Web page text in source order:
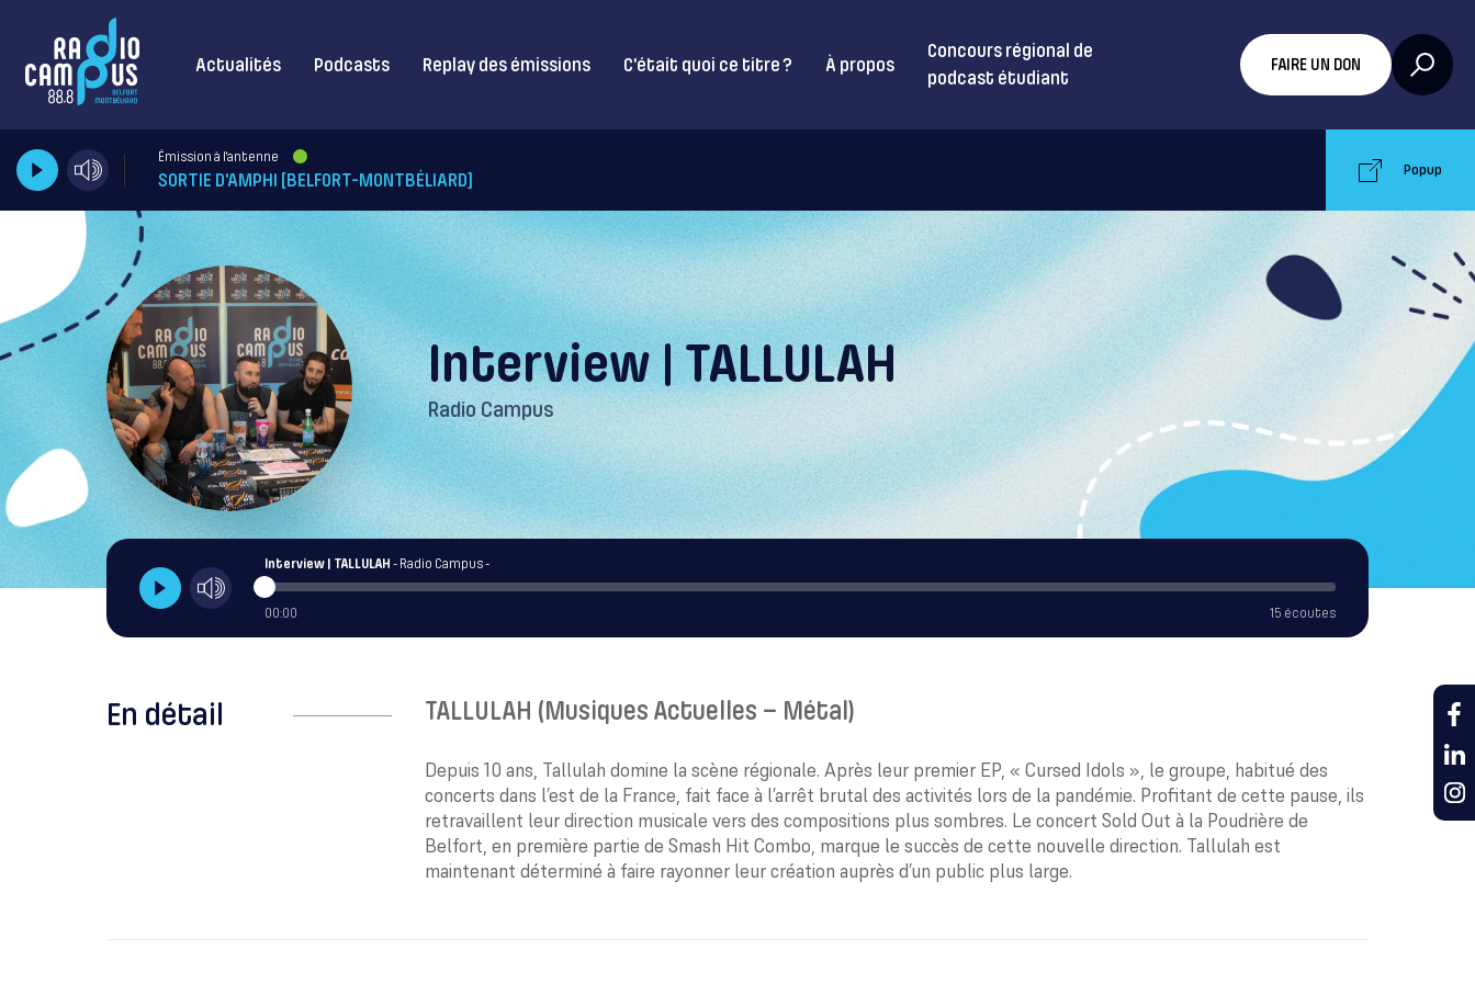
Actualités Podcasts Replay des émissions C’était quoi ce titre ? À propos
Concours régional de
podcast étudiant
FAIRE UN DON
Émission à l'antenne
SORTIE D'AMPHI [BELFORT-MONTBÉLIARD] Popup
Interview | TALLULAH
Radio Campus
Interview | TALLULAH - Radio Campus -
00:00 15 écoutes
En détail TALLULAH (Musiques Actuelles – Métal)
Depuis 10 ans, Tallulah domine la scène régionale. Après leur premier EP, « Cursed Idols », le groupe, habitué des
concerts dans l’est de la France, fait face à l’arrêt brutal des activités lors de la pandémie. Profitant de cette pause, ils
retravaillent leur direction musicale vers des compositions plus sombres. Le concert Sold Out à la Poudrière de
Belfort, en première partie de Smash Hit Combo, marque le succès de cette nouvelle direction. Tallulah est
maintenant déterminé à faire rayonner leur création auprès d’un public plus large.